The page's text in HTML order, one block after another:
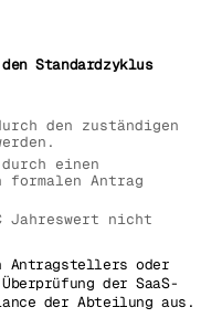
Standardzyklus
den zuständigen
einen
Antrag
€ Jahreswert nicht
Antragstellers oder
der SaaS-
der Abteilung aus.